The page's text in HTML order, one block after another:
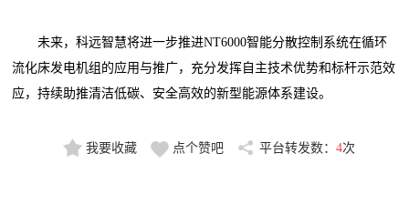
未来，科远智慧将进一步推进NT6000智能分散控制系统在循环
流化床发电机组的应用与推广，充分发挥自主技术优势和标杆示范效
应，持续助推清洁低碳、安全高效的新型能源体系建设。
我要收藏 点个赞吧 平台转发数： 4次